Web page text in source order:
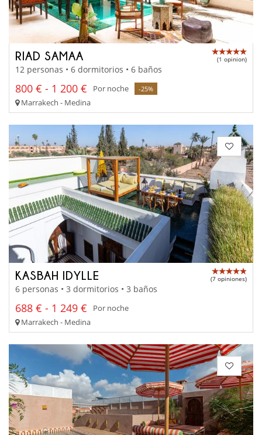
RIAD SAMAA (1 opinion)
12 personas • 6 dormitorios • 6 baños
800 € - 1 200 € Por noche -25%
Marrakech - Medina
KASBAH IDYLLE (7 opiniones)
6 personas • 3 dormitorios • 3 baños
688 € - 1 249 €
Por noche
Marrakech - Medina